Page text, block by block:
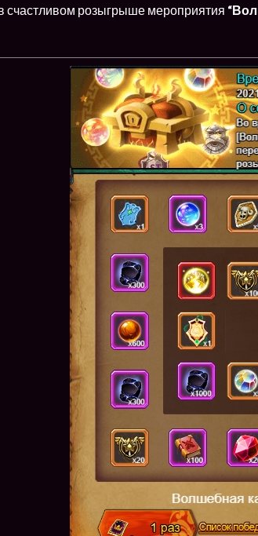
счастливом розыгрыше мероприятия